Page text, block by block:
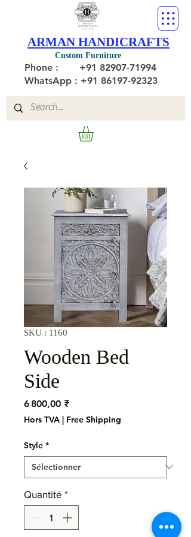
Custom Furniture
ARMAN HANDICRAFTS
Phone : +91 82907-71994
WhatsApp : +91 86197-92323
SKU : 1160
Wooden Bed
Side
6 800,00 ₹Prix
Hors TVA | Free Shipping
Style *
Quantité *